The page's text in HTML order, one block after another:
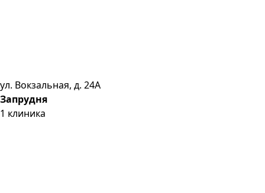
ул. Вокзальная, д. 24А
Запрудня
1 клиника